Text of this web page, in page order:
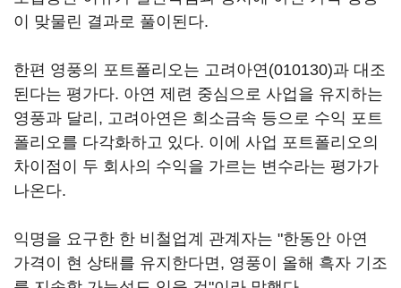
이 맞물린 결과로 풀이된다.
한편 영풍의 포트폴리오는 고려아연(010130)과 대조
된다는 평가다. 아연 제련 중심으로 사업을 유지하는
영풍과 달리, 고려아연은 희소금속 등으로 수익 포트
폴리오를 다각화하고 있다. 이에 사업 포트폴리오의
차이점이 두 회사의 수익을 가르는 변수라는 평가가
나온다.
익명을 요구한 한 비철업계 관계자는 "한동안 아연
가격이 현 상태를 유지한다면, 영풍이 올해 흑자 기조